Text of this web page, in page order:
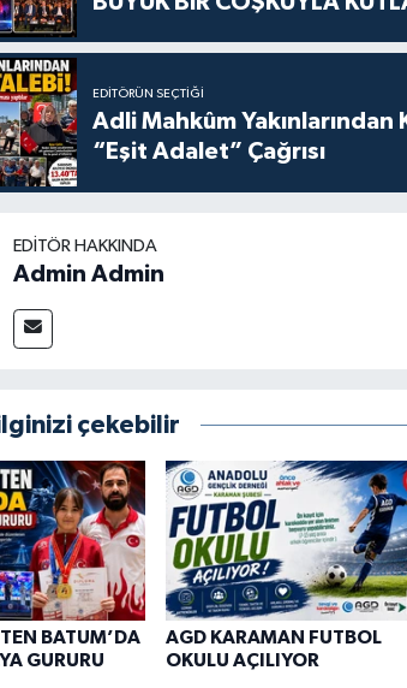
EDITÖRÜN SEÇTIĞI
Adli Mahkûm
“Eşit Adalet” Çağrısı
EDITÖR HAKKINDA
Admin Admin
çekebilir
BATUM’DA
GURURU
AGD KARAMAN FUTBOL
OKULU AÇILIYOR